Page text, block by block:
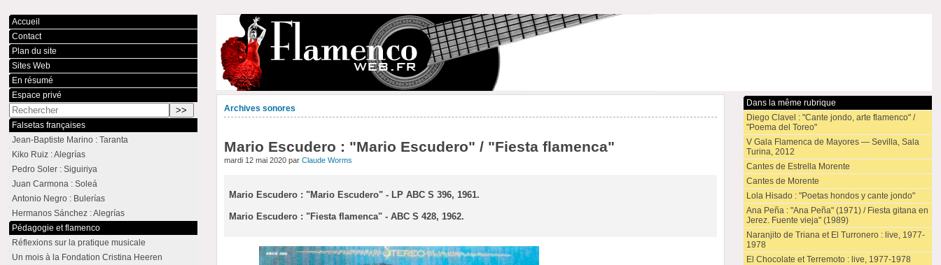
Archives sonores
Mario Escudero : "Mario Escudero" / "Fiesta flamenca"
mardi 12 mai 2020 parClaude Worms
Mario Escudero : "Mario Escudero" - LP ABC S 396, 1961.
Mario Escudero : "Fiesta flamenca" - ABC S 428, 1962.
Dans la même rubrique
Diego Clavel : "Cante jondo, arte flamenco" /
"Poema del Toreo"
V Gala Flamenca de Mayores — Sevilla, Sala
Turina, 2012
Cantes de Estrella Morente
Cantes de Morente
Lola Hisado : "Poetas hondos y cante jondo"
Ana Peña : "Ana Peña" (1971) / Fiesta gitana en
Jerez. Fuente vieja" (1989)
Naranjito de Triana et El Turronero : live, 1977-
1978
El Chocolate et Terremoto : live, 1977-1978
Accueil
Contact
Plan du site
Sites Web
En résumé
Espace privé
Falsetas françaises
Jean-Baptiste Marino : Taranta
Kiko Ruiz : Alegrías
Pedro Soler : Siguiriya
Juan Carmona : Soleá
Antonio Negro : Bulerías
Hermanos Sánchez : Alegrías
Pédagogie et flamenco
Réflexions sur la pratique musicale
Un mois à la Fondation Cristina Heeren